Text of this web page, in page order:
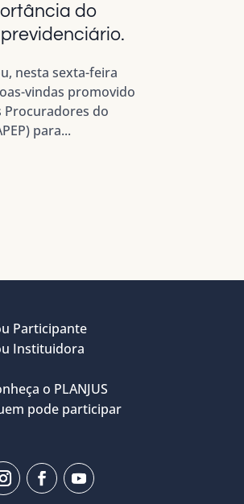
do
nesta sexta-feira
vindas promovido
Procuradores do
para...
Participante
Instituidora
o PLANJUS
pode participar